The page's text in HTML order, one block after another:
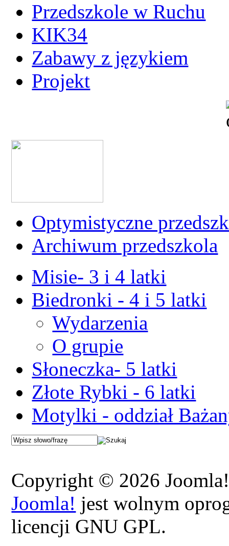
Przedszkole w Ruchu
KIK34
Zabawy z językiem
Projekt
Optymistyczne
Archiwum przedszkola
Misie- 3 i 4 latki
Biedronki - 4 i 5 latki
Wydarzenia
O grupie
Słoneczka- 5 latki
Złote Rybki - 6 latki
Motylki - oddział
Copyright © 2026
Joomla! jest wolnym
licencji GNU GPL.